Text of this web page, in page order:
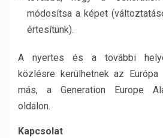
módosítsa a képet
értesítünk).
A nyertes és a további
közlésre kerülhetnek az Európa
más, a Generation Europe
oldalon.
Kapcsolat